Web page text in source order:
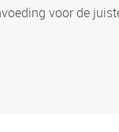
voor de